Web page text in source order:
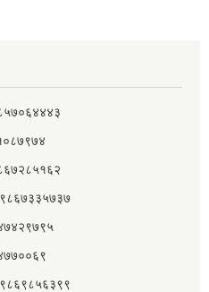
९८६७३३५७३७
९८६९८५६३९९